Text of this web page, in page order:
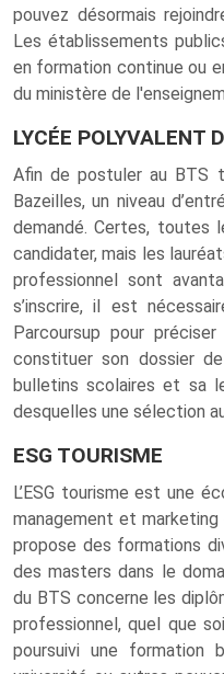
pouvez désormais
Les établissements
en formation continue ou
du ministère de
LYCÉE POLYVALENT
Afin de postuler au BTS
Bazeilles, un niveau
demandé. Certes, toutes
candidater, mais les
professionnel sont
s’inscrire, il est
Parcoursup pour
constituer son dossier
bulletins scolaires et sa
desquelles une sélection
ESG TOURISME
L’ESG tourisme est une
management et
propose des formations
des masters dans le
du BTS concerne les
professionnel, quel que
poursuivi une formation